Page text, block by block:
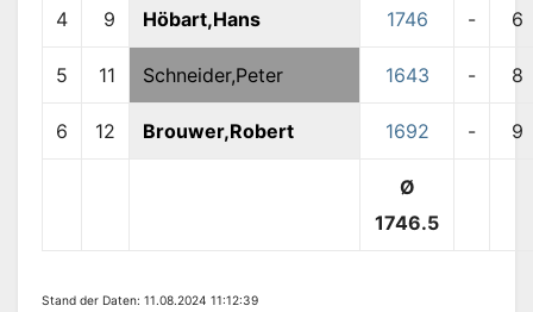
4 9 Höbart,Hans 1746 - 6
5 11 Schneider,Peter 1643 - 8
6 12 Brouwer,Robert 1692 - 9
Ø
1746.5
Stand der Daten: 11.08.2024 11:12:39